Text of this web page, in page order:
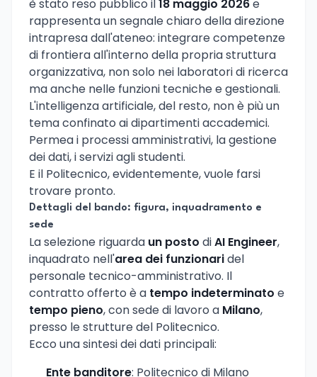
è stato reso pubblico il18 maggio 2026e
rappresenta un segnale chiaro della direzione
intrapresa dall'ateneo: integrare competenze
di frontiera all'interno della propria struttura
organizzativa, non solo nei laboratori di ricerca
ma anche nelle funzioni tecniche e gestionali.
L'intelligenza artificiale, del resto, non è più un
tema confinato ai dipartimenti accademici.
Permea i processi amministrativi, la gestione
dei dati, i servizi agli studenti.
E il Politecnico, evidentemente, vuole farsi
trovare pronto.
Dettagli del bando: figura, inquadramento e
sede
La selezione riguarda un posto diAI Engineer,
inquadrato nell'area dei funzionaridel
personale tecnico-amministrativo. Il
contratto offerto è a tempo indeterminato e
tempo pieno, con sede di lavoro a Milano,
presso le strutture del Politecnico.
Ecco una sintesi dei dati principali:
Ente banditore: Politecnico di Milano